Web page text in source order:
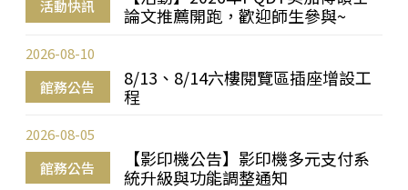
活動快訊
論文推薦開跑，歡迎師生參與~
館務公告
8/13、8/14六樓閱覽區插座增設工
程
2026-08-10
館務公告
【影印機公告】影印機多元支付系
統升級與功能調整通知
2026-08-05